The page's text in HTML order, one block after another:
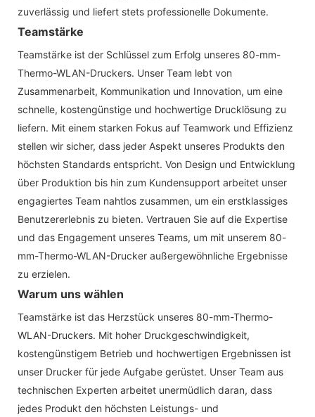
zuverlässig und liefert stets professionelle Dokumente.
Teamstärke
Teamstärke ist der Schlüssel zum Erfolg unseres 80-mm-
Thermo-WLAN-Druckers. Unser Team lebt von
Zusammenarbeit, Kommunikation und Innovation, um eine
schnelle, kostengünstige und hochwertige Drucklösung zu
liefern. Mit einem starken Fokus auf Teamwork und Effizienz
stellen wir sicher, dass jeder Aspekt unseres Produkts den
höchsten Standards entspricht. Von Design und Entwicklung
über Produktion bis hin zum Kundensupport arbeitet unser
engagiertes Team nahtlos zusammen, um ein erstklassiges
Benutzererlebnis zu bieten. Vertrauen Sie auf die Expertise
und das Engagement unseres Teams, um mit unserem 80-
mm-Thermo-WLAN-Drucker außergewöhnliche Ergebnisse
zu erzielen.
Warum uns wählen
Teamstärke ist das Herzstück unseres 80-mm-Thermo-
WLAN-Druckers. Mit hoher Druckgeschwindigkeit,
kostengünstigem Betrieb und hochwertigen Ergebnissen ist
unser Drucker für jede Aufgabe gerüstet. Unser Team aus
technischen Experten arbeitet unermüdlich daran, dass
jedes Produkt den höchsten Leistungs- und